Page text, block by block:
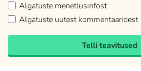
Algatuste menetlusinfost
Algatuste uutest kommentaaridest
Telli teavitused